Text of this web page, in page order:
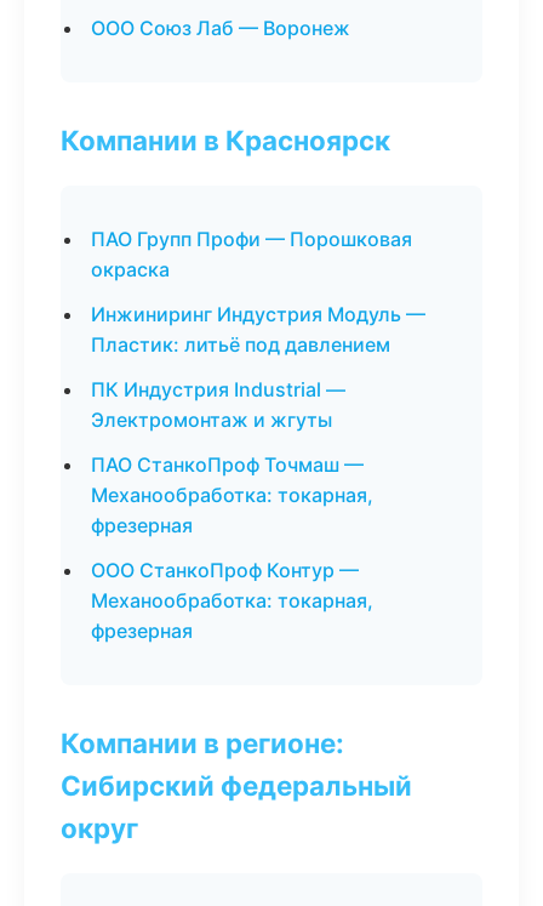
ООО Союз Лаб — Воронеж
Компании в Красноярск
ПАО Групп Профи — Порошковая
окраска
Инжиниринг Индустрия Модуль —
Пластик: литьё под давлением
ПК Индустрия Industrial —
Электромонтаж и жгуты
ПАО СтанкоПроф Точмаш —
Механообработка: токарная,
фрезерная
ООО СтанкоПроф Контур —
Механообработка: токарная,
фрезерная
Компании в регионе:
Сибирский федеральный
округ